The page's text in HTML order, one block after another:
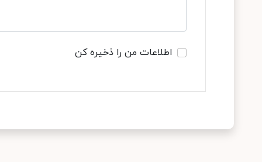
اطلاعات من را ذخیره کن